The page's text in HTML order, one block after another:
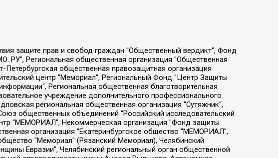
Общество с ограниченной ответственностью "Чайка Белые сады", Ветошкина Валерия Валерьевна, Заговора Максим Александрович, Межрегиональное общественное движение "Российская ЛГБТ - сеть", Оленичев Максим Владимирович, Павлов Иван Юрьевич, Скворцова Елена Сергеевна, Общество с ограниченной ответственностью "Как бы инагент", Кочетков Игорь Викторович, Общество с ограниченной ответственностью "Честные выборы", Еланчик Олег Александрович, Общество с ограниченной ответственностью "Нобелевский призыв", Гималова Регина Эмилевна, Григорьев Андрей Валерьевич, Григорьева Алина Александровна, Ассоциация по содействию защите прав призывников, альтернативнослужащих и военнослужащих "Правозащитная группа "Гражданин.Армия.Право", Хисамова Регина Фаритовна, Автономная некоммерческая организация по реализации социально-правовых программ "Лилит", Дальневосточное общественное движение "Маяк", Санкт-Петербургская ЛГБТ-инициативная группа "Выход", Инициативная группа ЛГБТ+ "Реверс", Алексеев Андрей Викторович, Бекбулатова Таисия Львовна, Беляев Иван Михайлович, Владыкина Елена Сергеевна, Гельман Марат Александрович, Никульшина Вероника Юрьевна, Толоконникова Надежда Андреевна, Шендерович Виктор Анатольевич, Общество с ограниченной ответственностью "Данное сообщение", Общество с ограниченной ответственностью Издательский дом "Новая глава", Айнбиндер Александра Александровна, Московский комьюнити-центр для ЛГБТ+инициатив, Благотворительный фонд развития филантропии, Deutsche Welle (Германия, Kurt-Schumacher-Strasse 3, 53113 Bonn), Борзунова Мария Михайловна, Воробьев Виктор Викторович, Голубева Анна Львовна, Константинова Алла Михайловна, Малкова Ирина Владимировна, Мурадов Мурад Абдулгалимович, Осетинская Елизавета Николаевна, Понасенков Евгений Николаевич, Ганапольский Матвей Юрьевич, Киселев Евгений Алексеевич, Борухович Ирина Григорьевна, Дремин Иван Тимофеевич, Дубровский Дмитрий Викторович, Красноярская региональная общественная организация поддержки и развития альтернативных образовательных технологий и межкультурных коммуникаций "ИНТЕРРА", Маяковская Екатерина Алексеевна, Фейгин Марк Захарович, Филимонов Андрей Викторович, Дзугкоева Регина Николаевна, Доброхотов Роман Александрович, Дудь Юрий Александрович, Елкин Сергей Владимирович, Кругликов Кирилл Игоревич, Сабунаева Мария Леонидовна, Семенов Алексей Владимирович, Шаинян Карен Багратович, Шульман Екатерина Михайловна, Асафьев Артур Валерьевич, Вахштайн Виктор Семенович, Венедиктов Алексей Алексеевич, Лушникова Екатерина Евгеньевна, Волков Леонид Михайлович, Невзоров Александр Глебович, Пархоменко Сергей Борисович, Сироткин Ярослав Николаевич, Кара-Мурза Владимир Владимирович, Баранова Наталья Владимировна, Гозман Леонид Яковлевич, Кагарлицкий Борис Юльевич, Климарев Михаил Валерьевич, Милов Владимир Станиславович, Автономная некоммерческая организация Краснодарский центр современного искусства "Типография", Моргенштерн Алишер Тагирович, Соболь Любовь Эдуардовна, Общество с ограниченной ответственностью "ЛИЗА НОРМ", Каспаров Гарри Кимович, Ходорковский Михаил Борисович, Общество с ограниченной ответственностью "Апрельские тезисы", Данилович Ирина Брониславовна, Кашин Олег Владимирович, Петров Николай Владимирович, Пивоваров Алексей Владимирович, Соколов Михаил Владимирович, Цветкова Юлия Владимировна, Чичваркин Евгений Александрович, Комитет против пыток/Команда против пыток, Общество с ограниченной ответственностью "Первый научный", Общество с ограниченной ответственностью "Вертолет и ко", Белоцерковская Вероника Борисовна, Кац Максим Евгеньевич, Лазарева Татьяна Юрьевна, Шаведдинов Руслан Табризович, Яшин Илья Валерьевич, Общество с ограниченной ответственностью "Иноагент ААВ", Алешковский Дмитрий Петрович, Альбац Евгения Марковна, Быков Дмитрий Львович, Галямина Юлия Евгеньевна, Лойко Сергей Леонидович, Мартынов Кирилл Константинович, Медведев Сергей Александрович, Крашенинников Федор Геннадиевич, Гордеева Катерина Вл